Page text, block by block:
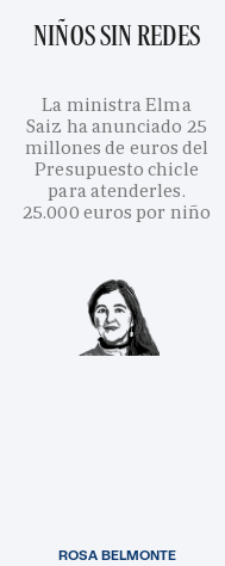
NIÑOS SIN REDES
La ministra Elma
Saiz ha anunciado 25
millones de euros del
Presupuesto chicle
para atenderles.
25.000 euros por niño
ROSA BELMONTE